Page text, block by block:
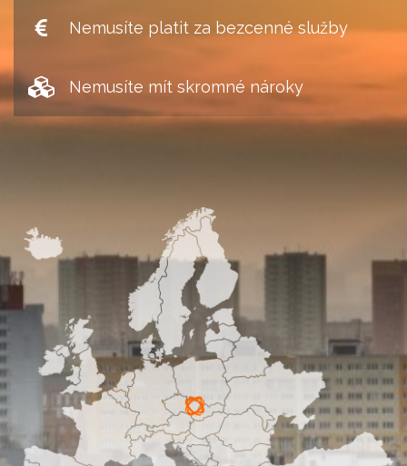
Nemusíte platit za bezcenné služby
Nemusíte mít skromné nároky